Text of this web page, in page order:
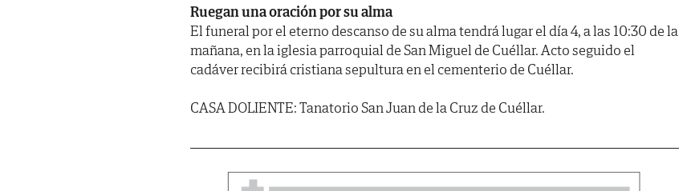
Ruegan una oración por su alma
El funeral por el eterno descanso de su alma tendrá lugar el día 4, a las 10:30 de la
mañana, en la iglesia parroquial de San Miguel de Cuéllar. Acto seguido el
cadáver recibirá cristiana sepultura en el cementerio de Cuéllar.
CASA DOLIENTE: Tanatorio San Juan de la Cruz de Cuéllar.